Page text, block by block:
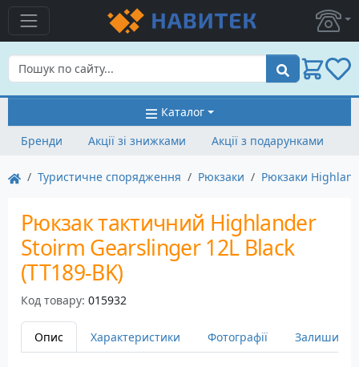
Пошук
Каталог
Бренди
Акції зі знижками Акції з подарунками
Туристичне спорядження Рюкзаки Рюкзаки
Рюкзак тактичний Highlander
Stoirm Gearslinger 12L Black
(TT189-BK)
Код товару: 015932
Опис Характеристики Фотографії Залишити